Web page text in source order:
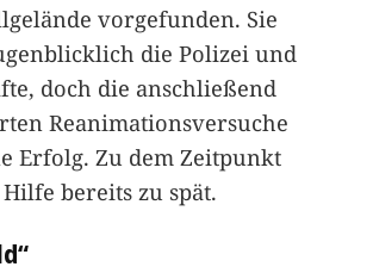
vorgefunden. Sie
die Polizei und
doch die anschließend
Reanimationsversuche
Erfolg. Zu dem Zeitpunkt
bereits zu spät.